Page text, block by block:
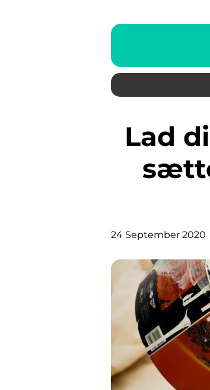
Lad dit malerfirma i Roskilde
24 September 2020